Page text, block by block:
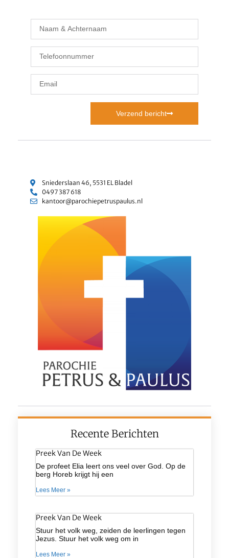
Verzend bericht
Sniederslaan 46, 5531 EL Bladel
0497 387 618
kantoor@parochiepetruspaulus.nl
Recente Berichten
Preek Van De Week
De profeet Elia leert ons veel over God. Op de
berg Horeb krijgt hij een
Lees Meer »
Preek Van De Week
Stuur het volk weg, zeiden de leerlingen tegen
Jezus. Stuur het volk weg om in
Lees Meer »